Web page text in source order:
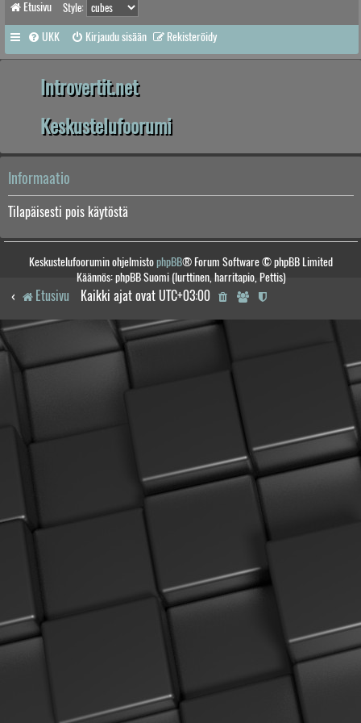
Etusivu Style:
UKK Kirjaudu sisään Rekisteröidy
Introvertit.net
Keskustelufoorumi
Informaatio
Tilapäisesti pois käytöstä
Keskustelufoorumin ohjelmistophpBB® Forum Software © phpBB Limited
Käännös: phpBB Suomi (lurttinen, harritapio, Pettis)
Etusivu Kaikki ajat ovat UTC+03:00